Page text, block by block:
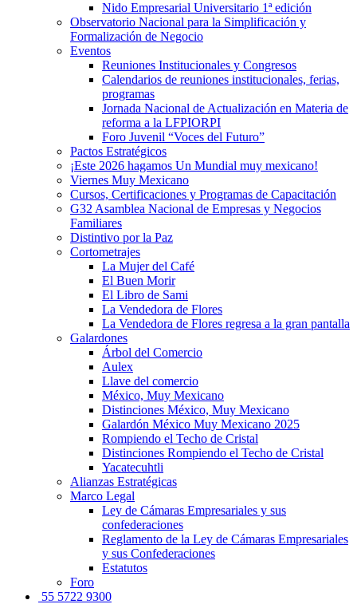
Nido Empresarial Universitario 1ª edición
Observatorio Nacional para la Simplificación y
Formalización de Negocio
Eventos
Reuniones Institucionales y Congresos
Calendarios de reuniones institucionales, ferias,
programas
Jornada Nacional de Actualización en Materia de
reforma a la LFPIORPI
Foro Juvenil “Voces del Futuro”
Pactos Estratégicos
¡Este 2026 hagamos Un Mundial muy mexicano!
Viernes Muy Mexicano
Cursos, Certificaciones y Programas de Capacitación
G32 Asamblea Nacional de Empresas y Negocios
Familiares
Distintivo por la Paz
Cortometrajes
La Mujer del Café
El Buen Morir
El Libro de Sami
La Vendedora de Flores
La Vendedora de Flores regresa a la gran pantalla
Galardones
Árbol del Comercio
Aulex
Llave del comercio
México, Muy Mexicano
Distinciones México, Muy Mexicano
Galardón México Muy Mexicano 2025
Rompiendo el Techo de Cristal
Distinciones Rompiendo el Techo de Cristal
Yacatecuhtli
Alianzas Estratégicas
Marco Legal
Ley de Cámaras Empresariales y sus
confederaciones
Reglamento de la Ley de Cámaras Empresariales
y sus Confederaciones
Estatutos
Foro
55 5722 9300